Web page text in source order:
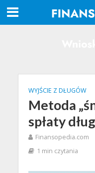
WYJŚCIE Z DŁUGÓW
Metoda
spłaty
Finansopedia.com
1 min czytania